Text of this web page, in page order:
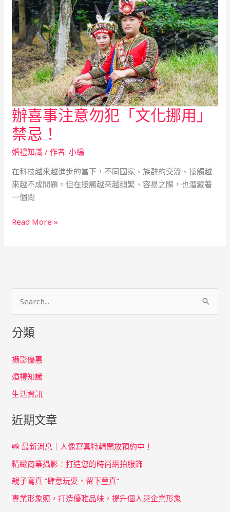
辦喜事注意勿犯「文化挪用」
禁忌！
婚禮知識 / 作者:小編
在科技越來越進步的當下，不同國家、族群的交流、接觸越
來越不成問題。但在接觸越來越頻繁、容易之際，也潛藏著
一個問
辦
喜
事
注
勿
犯
「文
挪
Read More »
關
字
:
分類
攝影優惠
婚禮知識
生活資訊
近期文章
📸 最新消息｜人像寫真特輯開放預約中！
精緻商業攝影：打造您的時尚網拍服飾
親子寫真 “肆意玩耍，留下童真”
專業形象照，打造優雅品味，提升個人與企業形象